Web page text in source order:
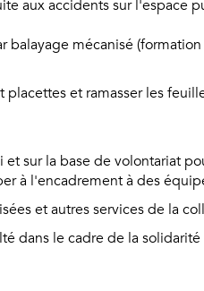
aux accidents sur l'espace
mécanisé
et ramasser les
et sur la base de volontariat
à l'encadrement à des
et autres services de la
dans le cadre de la